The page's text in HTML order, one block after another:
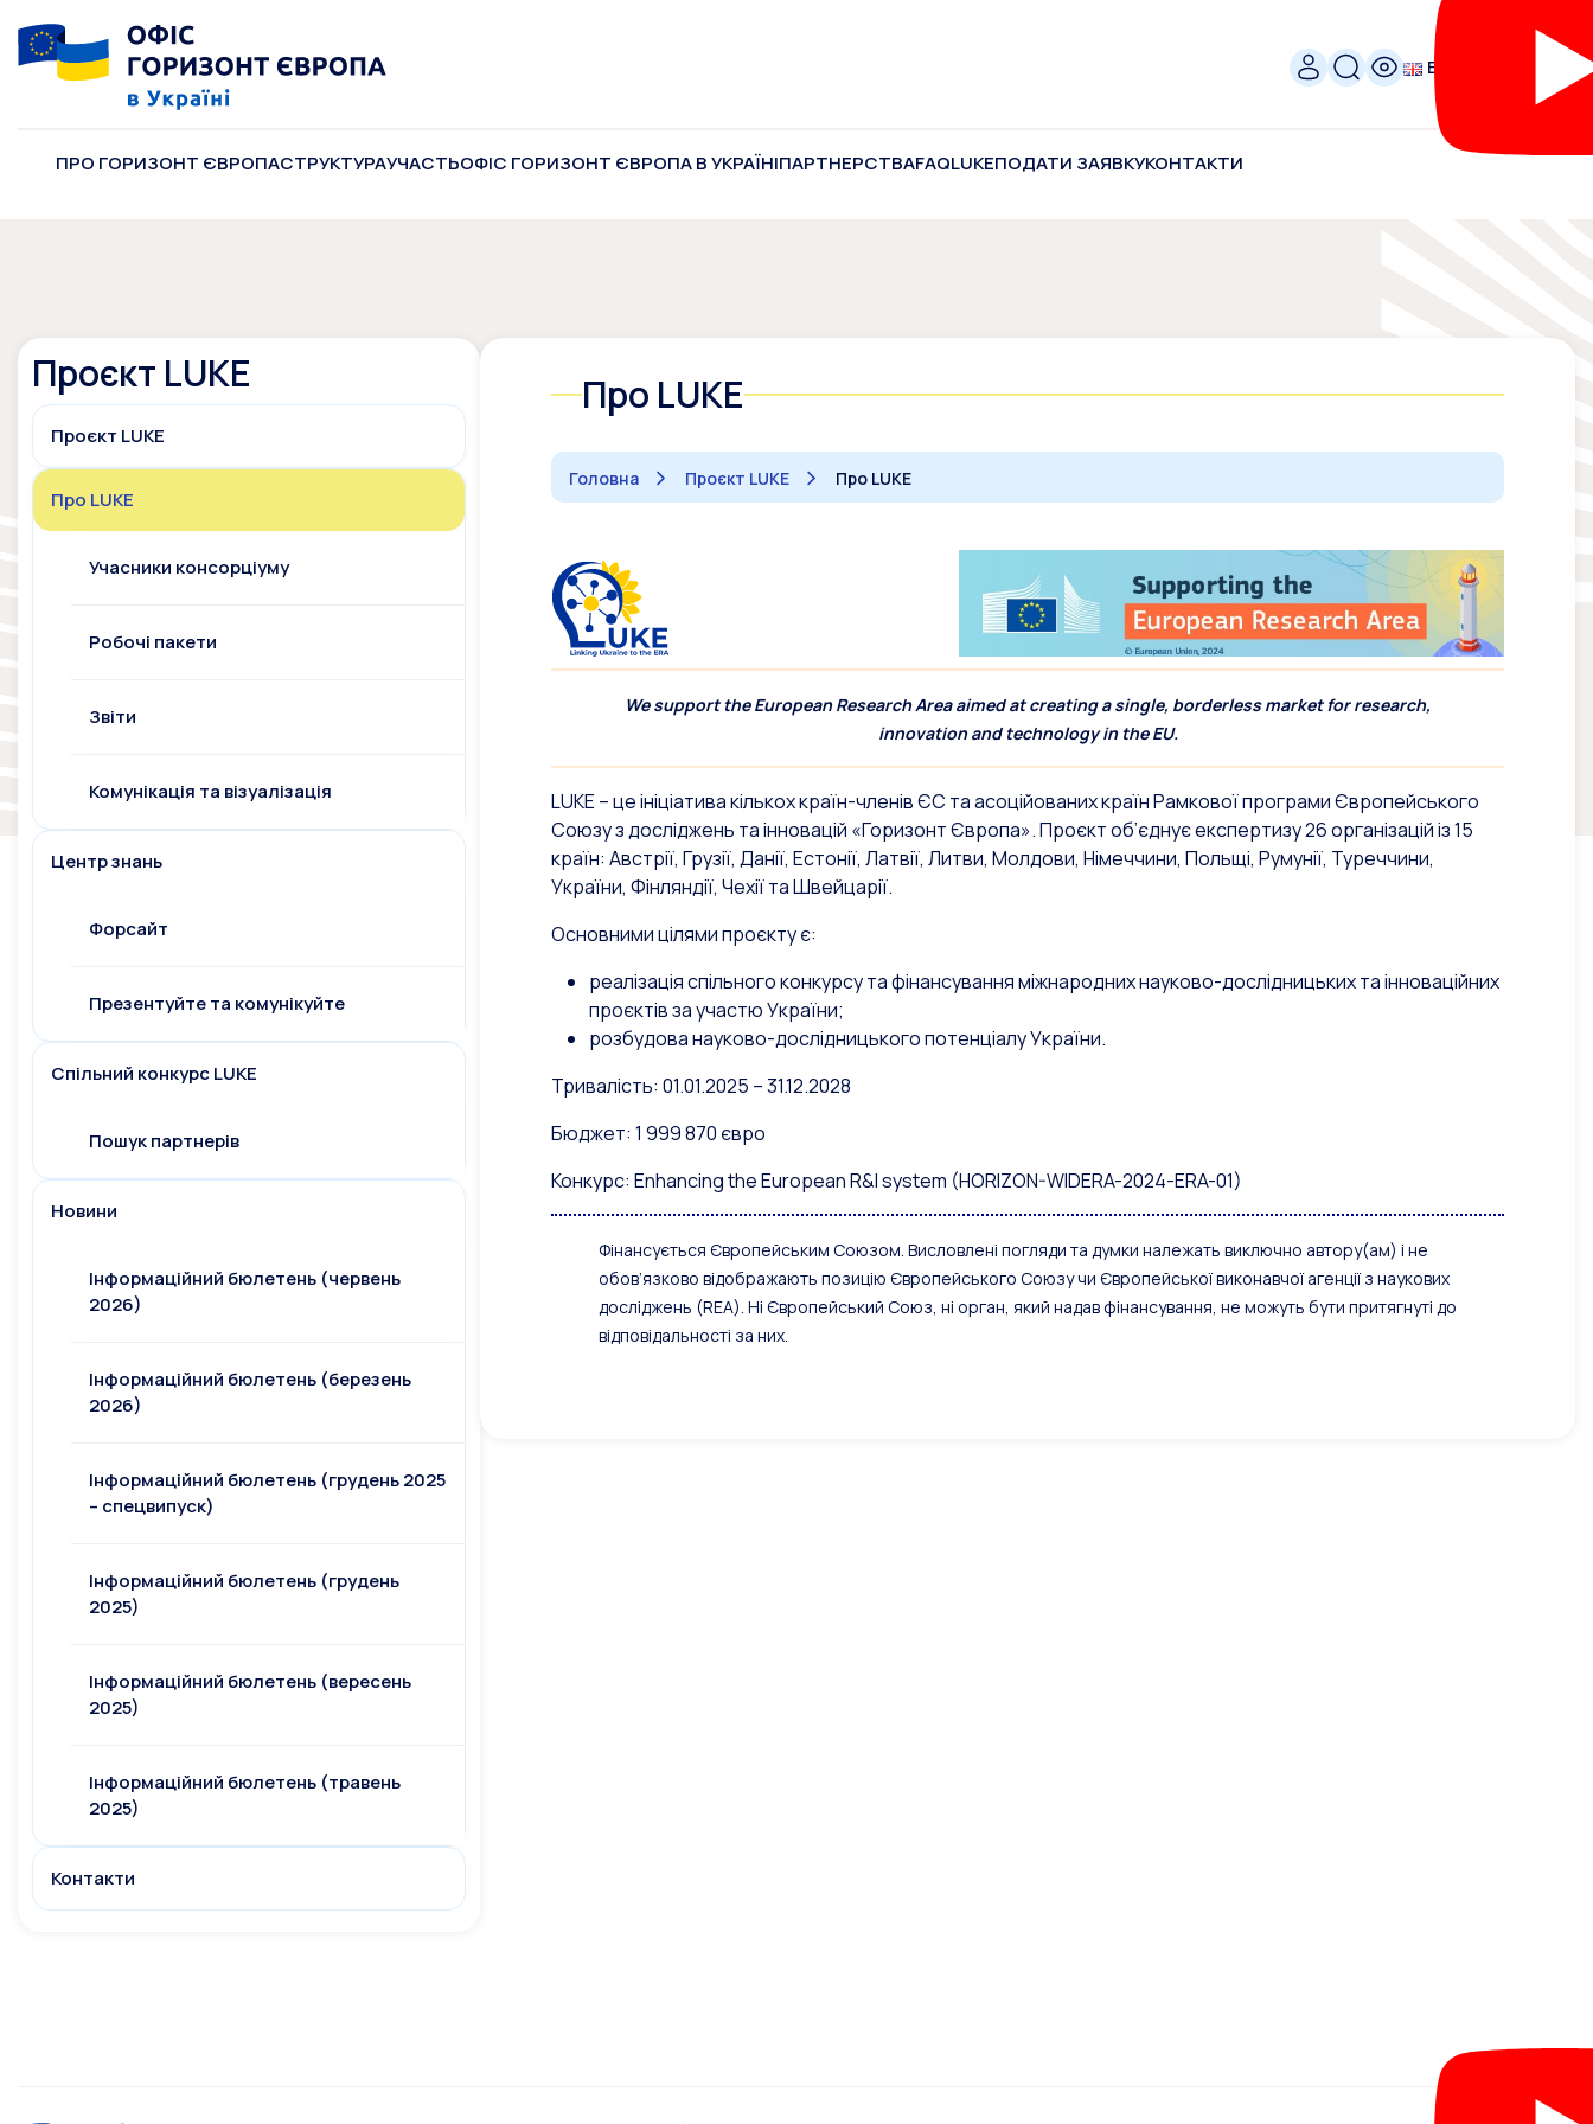
ENG
ПРО ГОРИЗОНТ ЄВРОПАСТРУКТУРАУЧАСТЬОФІС ГОРИЗОНТ ЄВРОПА В УКРАЇНІПАРТНЕРСТВАFAQLUKEПОДАТИ ЗАЯВКУКОНТАКТИ
Проєкт LUKE
Проєкт LUKE
Про LUKE
Учасники консорціуму
Робочі пакети
Звіти
Комунікація та візуалізація
Центр знань
Форсайт
Презентуйте та комунікуйте
Спільний конкурс LUKE
Пошук партнерів
Новини
Інформаційний бюлетень (червень
2026)
Інформаційний бюлетень (березень
2026)
Інформаційний бюлетень (грудень 2025
– спецвипуск)
Інформаційний бюлетень (грудень
2025)
Інформаційний бюлетень (вересень
2025)
Інформаційний бюлетень (травень
2025)
Контакти
Про LUKE
Головна Проєкт LUKE Про LUKE
We support the European Research Area aimed at creating a single, borderless market for research,
innovation and technology in the EU.
LUKE – це ініціатива кількох країн-членів ЄС та асоційованих країн Рамкової програми Європейського
Союзу з досліджень та інновацій «Горизонт Європа». Проєкт об’єднує експертизу 26 організацій із 15
країн: Австрії, Грузії, Данії, Естонії, Латвії, Литви, Молдови, Німеччини, Польщі, Румунії, Туреччини,
України, Фінляндії, Чехії та Швейцарії.
Основними цілями проєкту є:
реалізація спільного конкурсу та фінансування міжнародних науково-дослідницьких та інноваційних
проєктів за участю України;
розбудова науково-дослідницького потенціалу України.
Тривалість: 01.01.2025 – 31.12.2028
Бюджет: 1 999 870 євро
Конкурс: Enhancing the European R&I system (HORIZON-WIDERA-2024-ERA-01)
Фінансується Європейським Союзом. Висловлені погляди та думки належать виключно автору(ам) і не
обов’язково відображають позицію Європейського Союзу чи Європейської виконавчої агенції з наукових
досліджень (REA). Ні Європейський Союз, ні орган, який надав фінансування, не можуть бути притягнуті до
відповідальності за них.